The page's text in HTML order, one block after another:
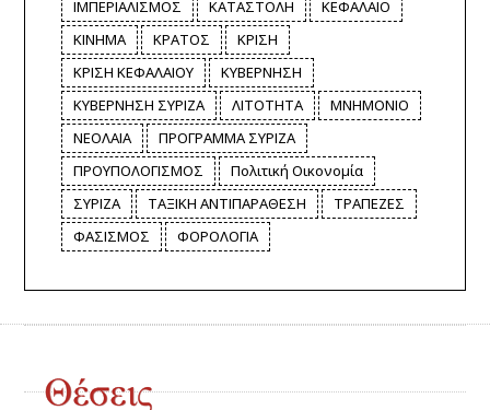
ΙΜΠΕΡΙΑΛΙΣΜΟΣ
ΚΑΤΑΣΤΟΛΗ
ΚΕΦΑΛΑΙΟ
ΚΙΝΗΜΑ
ΚΡΑΤΟΣ
ΚΡΙΣΗ
ΚΡΙΣΗ ΚΕΦΑΛΑΙΟΥ
ΚΥΒΕΡΝΗΣΗ
ΚΥΒΕΡΝΗΣΗ ΣΥΡΙΖΑ
ΛΙΤΟΤΗΤΑ
ΜΝΗΜΟΝΙΟ
ΝΕΟΛΑΙΑ
ΠΡΟΓΡΑΜΜΑ ΣΥΡΙΖΑ
ΠΡΟΥΠΟΛΟΓΙΣΜΟΣ
Πολιτική Οικονομία
ΣΥΡΙΖΑ
ΤΑΞΙΚΗ ΑΝΤΙΠΑΡΑΘΕΣΗ
ΤΡΑΠΕΖΕΣ
ΦΑΣΙΣΜΟΣ
ΦΟΡΟΛΟΓΙΑ